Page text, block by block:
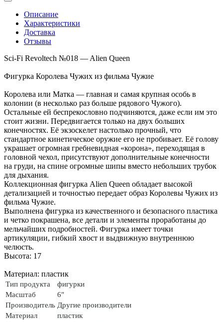
Описание
Характеристики
Доставка
Отзывы
Sci-Fi Revoltech №018 — Alien Queen
Фигурка Королева Чужих из фильма Чужие
Королева или Матка — главная и самая крупная особь в
колонии (в несколько раз больше рядового Чужого).
Остальные ей беспрекословно подчиняются, даже если им это
стоит жизни. Передвигается только на двух больших
конечностях. Её экзоскелет настолько прочный, что
стандартное кинетическое оружие его не пробивает. Её голову
украшает огромная гребневидная «корона», переходящая в
головной чехол, присутствуют дополнительные конечности
на груди, на спине огромные шипы вместо небольших трубок
для дыхания.
Коллекционная фигурка Alien Queen обладает высокой
детализацией и точностью передает образ Королевы Чужих из
фильма Чужие.
Выполнена фигурка из качественного и безопасного пластика
и четко покрашена, все детали и элементы проработаны до
мельчайших подробностей. Фигурка имеет точки
артикуляции, гибкий хвост и выдвижную внутреннюю
челюсть.
Высота: 17
Материал: пластик
Тип продукта
фигурки
Масштаб
6"
Производитель Другие производители
Материал
пластик